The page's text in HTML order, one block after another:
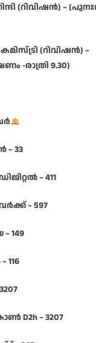
(റിവിഷൻ) –
(റിവിഷൻ) –
-രാത്രി 9.30)
33
– 411
– 597
149
116
D2h – 3207